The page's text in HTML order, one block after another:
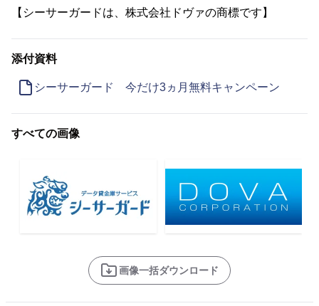
【シーサーガードは、株式会社ドヴァの商標です】
添付資料
シーサーガード 今だけ3ヵ月無料キャンペーン
すべての画像
画像一括ダウンロード